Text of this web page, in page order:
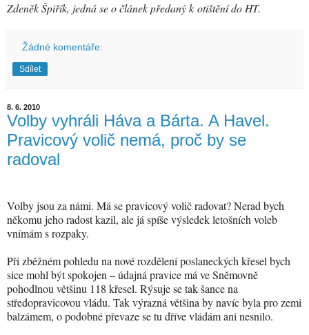
Zdeněk Špiřík, jedná se o článek předaný k otištění do HT.
Žádné komentáře:
Sdílet
8. 6. 2010
Volby vyhráli Háva a Bárta. A Havel.
Pravicový volič nemá, proč by se
radoval
Volby jsou za námi. Má se pravicový volič radovat? Nerad bych
někomu jeho radost kazil, ale já spíše výsledek letošních voleb
vnímám s rozpaky.
Při zběžném pohledu na nové rozdělení poslaneckých křesel bych
sice mohl být spokojen – údajná pravice má ve Sněmovně
pohodlnou většinu 118 křesel. Rýsuje se tak šance na
středopravicovou vládu. Tak výrazná většina by navíc byla pro zemi
balzámem, o podobné převaze se tu dříve vládám ani nesnilo.